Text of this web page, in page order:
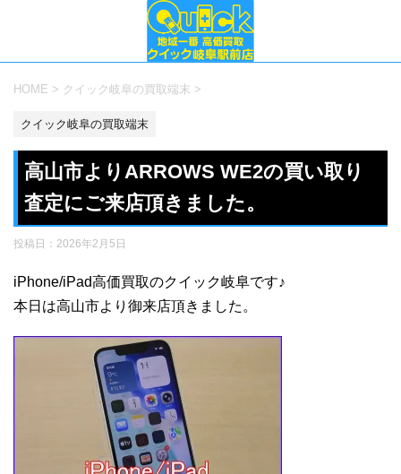
HOME > クイック岐阜の買取端末 >
クイック岐阜の買取端末
高山市よりARROWS WE2の買い取り
査定にご来店頂きました。
投稿日： 2026年2月5日
iPhone/iPad高価買取のクイック岐阜です♪
本日は高山市より御来店頂きました。